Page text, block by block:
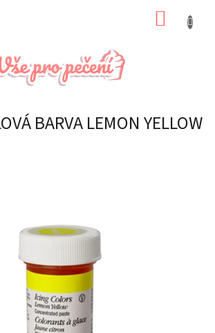
BARVA LEMON YELLOW